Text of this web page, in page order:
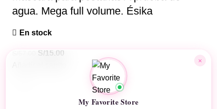
agua. Mega full volume. Ésika
En stock
S/15.00
×
My Favorite Store